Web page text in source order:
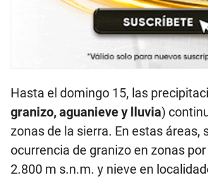
Hasta el domingo 15, las
granizo, aguanieve y lluvia)
zonas de la sierra. En estas áreas,
ocurrencia de granizo en zonas
2.800 m s.n.m. y nieve en